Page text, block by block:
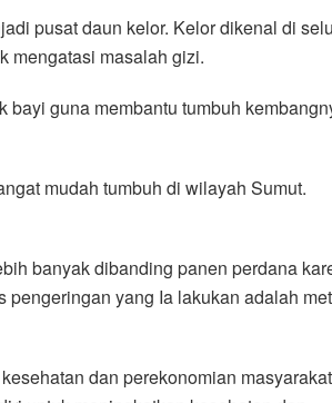
pusat daun kelor. Kelor dikenal di
mengatasi masalah gizi.
guna membantu tumbuh
mudah tumbuh di wilayah Sumut.
banyak dibanding panen perdana
pengeringan yang Ia lakukan adalah
dan perekonomian